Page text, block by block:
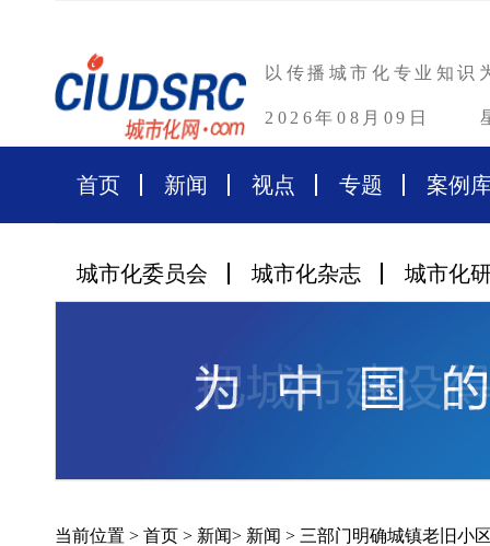
以传播城市化专业知识
2026年08月09日
首页 新闻 视点 专题 案例
城市化委员会 城市化杂志 城市化
当前位置 > 首页 > 新闻> 新闻 > 三部门明确城镇老旧小